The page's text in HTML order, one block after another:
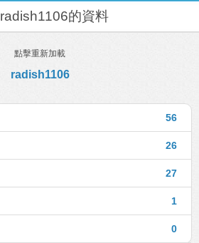
radish1106的資料
點擊重新加載
radish1106
56
26
27
1
0